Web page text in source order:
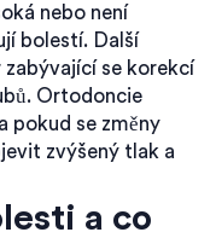
nebo není
bolestí. Další
zabývající se korekcí
. Ortodoncie
pokud se změny
zvýšený tlak a
a co